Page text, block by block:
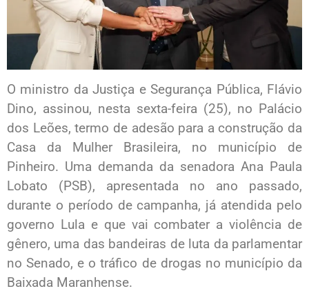
O ministro da Justiça e Segurança Pública, Flávio
Dino, assinou, nesta sexta-feira (25), no Palácio
dos Leões, termo de adesão para a construção da
Casa da Mulher Brasileira, no município de
Pinheiro. Uma demanda da senadora Ana Paula
Lobato (PSB), apresentada no ano passado,
durante o período de campanha, já atendida pelo
governo Lula e que vai combater a violência de
gênero, uma das bandeiras de luta da parlamentar
no Senado, e o tráfico de drogas no município da
Baixada Maranhense.